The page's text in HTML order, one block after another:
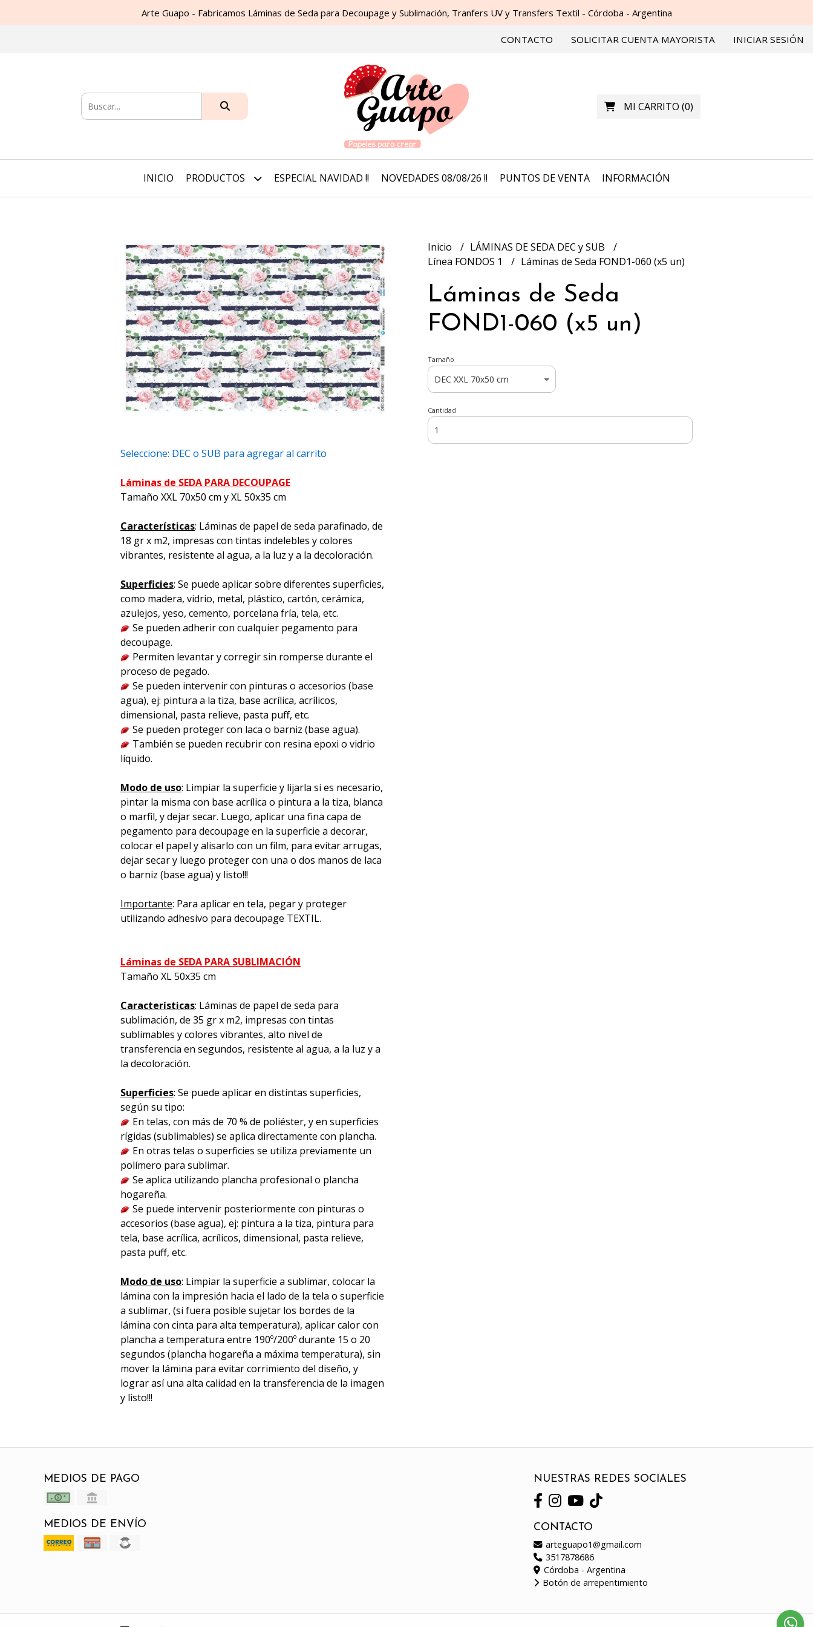
Arte Guapo - Fabricamos Láminas de Seda para Decoupage y Sublimación, Tranfers UV y Transfers Textil - Córdoba - Argentina
CONTACTO SOLICITAR CUENTA MAYORISTA INICIAR SESIÓN
MI CARRITO (0)
INICIO PRODUCTOS ESPECIAL NAVIDAD !! NOVEDADES 08/08/26 !! PUNTOS DE VENTA INFORMACIÓN
Seleccione: DEC o SUB para agregar al carrito
Láminas de SEDA PARA DECOUPAGE
Tamaño XXL 70x50 cm y XL 50x35 cm
Características: Láminas de papel de seda parafinado, de
18 gr x m2, impresas con tintas indelebles y colores
vibrantes, resistente al agua, a la luz y a la decoloración.
Superficies: Se puede aplicar sobre diferentes superficies,
como madera, vidrio, metal, plástico, cartón, cerámica,
azulejos, yeso, cemento, porcelana fría, tela, etc.
Se pueden adherir con cualquier pegamento para
decoupage.
Permiten levantar y corregir sin romperse durante el
proceso de pegado.
Se pueden intervenir con pinturas o accesorios (base
agua), ej: pintura a la tiza, base acrílica, acrílicos,
dimensional, pasta relieve, pasta puff, etc.
Se pueden proteger con laca o barniz (base agua).
También se pueden recubrir con resina epoxi o vidrio
líquido.
Modo de uso: Limpiar la superficie y lijarla si es necesario,
pintar la misma con base acrílica o pintura a la tiza, blanca
o marfil, y dejar secar. Luego, aplicar una fina capa de
pegamento para decoupage en la superficie a decorar,
colocar el papel y alisarlo con un film, para evitar arrugas,
dejar secar y luego proteger con una o dos manos de laca
o barniz (base agua) y listo!!!
Importante: Para aplicar en tela, pegar y proteger
utilizando adhesivo para decoupage TEXTIL.
Láminas de SEDA PARA SUBLIMACIÓN
Tamaño XL 50x35 cm
Características: Láminas de papel de seda para
sublimación, de 35 gr x m2, impresas con tintas
sublimables y colores vibrantes, alto nivel de
transferencia en segundos, resistente al agua, a la luz y a
la decoloración.
Superficies: Se puede aplicar en distintas superficies,
según su tipo:
En telas, con más de 70 % de poliéster, y en superficies
rígidas (sublimables) se aplica directamente con plancha.
En otras telas o superficies se utiliza previamente un
polímero para sublimar.
Se aplica utilizando plancha profesional o plancha
hogareña.
Se puede intervenir posteriormente con pinturas o
accesorios (base agua), ej: pintura a la tiza, pintura para
tela, base acrílica, acrílicos, dimensional, pasta relieve,
pasta puff, etc.
Modo de uso: Limpiar la superficie a sublimar, colocar la
lámina con la impresión hacia el lado de la tela o superficie
a sublimar, (si fuera posible sujetar los bordes de la
lámina con cinta para alta temperatura), aplicar calor con
plancha a temperatura entre 190º/200º durante 15 o 20
segundos (plancha hogareña a máxima temperatura), sin
mover la lámina para evitar corrimiento del diseño, y
lograr así una alta calidad en la transferencia de la imagen
y listo!!!
Inicio
LÁMINAS DE SEDA DEC y SUB
Línea FONDOS 1
Láminas de Seda FOND1-060 (x5 un)
Láminas de Seda
FOND1-060 (x5 un)
Tamaño
Cantidad
MEDIOS DE PAGO
MEDIOS DE ENVÍO
NUESTRAS REDES SOCIALES
CONTACTO
arteguapo1@gmail.com
3517878686
Córdoba - Argentina
Botón de arrepentimiento